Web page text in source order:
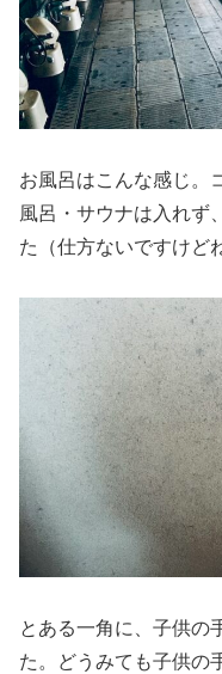
お風呂はこんな感じ。
風呂・サウナは入れず
た（仕方ないですけど
とある一角に、子供の
た。どうみても子供の